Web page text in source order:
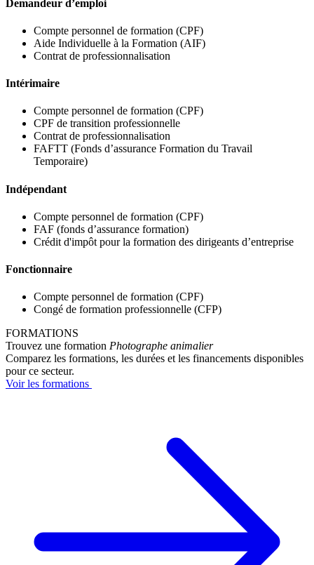
Demandeur d’emploi
Compte personnel de formation (CPF)
Aide Individuelle à la Formation (AIF)
Contrat de professionnalisation
Intérimaire
Compte personnel de formation (CPF)
CPF de transition professionnelle
Contrat de professionnalisation
FAFTT (Fonds d’assurance Formation du Travail
Temporaire)
Indépendant
Compte personnel de formation (CPF)
FAF (fonds d’assurance formation)
Crédit d'impôt pour la formation des dirigeants d’entreprise
Fonctionnaire
Compte personnel de formation (CPF)
Congé de formation professionnelle (CFP)
FORMATIONS
Trouvez une formation Photographe animalier
Comparez les formations, les durées et les financements disponibles
pour ce secteur.
Voir les formations